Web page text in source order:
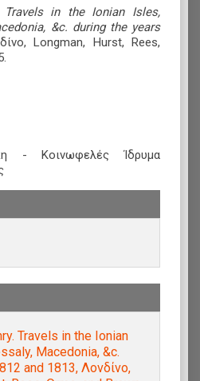
Travels in the Ionian Isles,
&c. during the years
Longman, Hurst, Rees,
- Κοινωφελές Ίδρυμα
Travels in the Ionian
Macedonia, &c.
and 1813, Λονδίνο,